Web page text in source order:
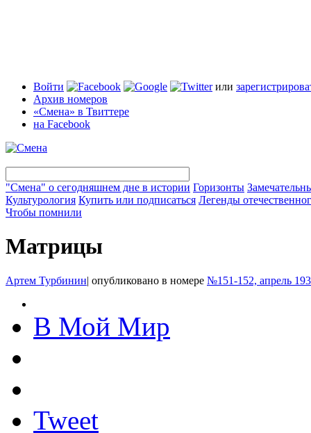
Войти или
Архив номеров
«Смена» в Твиттере
на Facebook
"Смена" о сегодняшнем дне в истории Горизонты
Культурология Купить или подписаться Легенды
Чтобы помнили
Матрицы
Артем Турбинин| опубликовано в номере №151-152, апрель
В Мой Мир
Tweet